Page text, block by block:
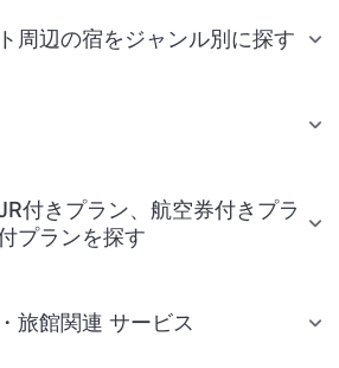
周辺の宿をジャンル別に探す
付きプラン、航空券付きプラ
プランを探す
旅館関連 サービス